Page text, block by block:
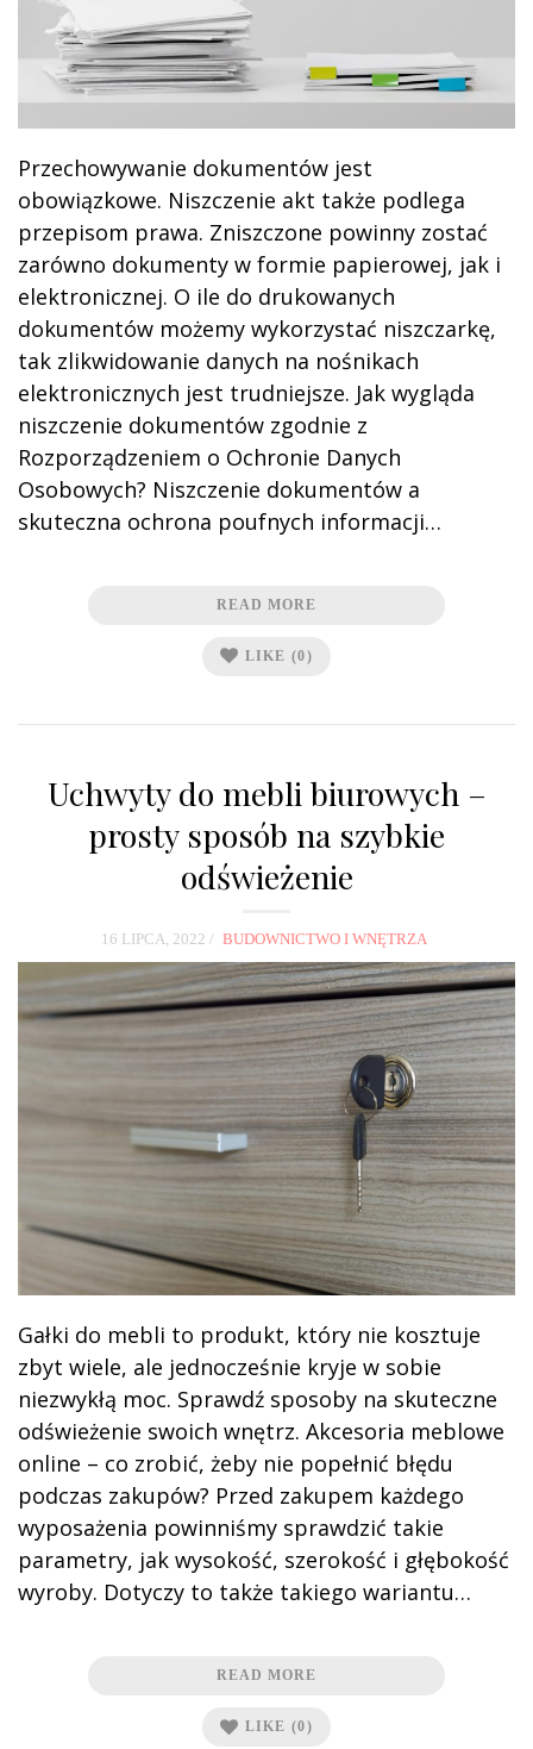
Przechowywanie dokumentów jest
obowiązkowe. Niszczenie akt także podlega
przepisom prawa. Zniszczone powinny zostać
zarówno dokumenty w formie papierowej, jak i
elektronicznej. O ile do drukowanych
dokumentów możemy wykorzystać niszczarkę,
tak zlikwidowanie danych na nośnikach
elektronicznych jest trudniejsze. Jak wygląda
niszczenie dokumentów zgodnie z
Rozporządzeniem o Ochronie Danych
Osobowych? Niszczenie dokumentów a
skuteczna ochrona poufnych informacji…
READ MORE
LIKE (0)
Uchwyty do mebli biurowych –
prosty sposób na szybkie
odświeżenie
16 LIPCA, 2022 BUDOWNICTWO I WNĘTRZA
Gałki do mebli to produkt, który nie kosztuje
zbyt wiele, ale jednocześnie kryje w sobie
niezwykłą moc. Sprawdź sposoby na skuteczne
odświeżenie swoich wnętrz. Akcesoria meblowe
online – co zrobić, żeby nie popełnić błędu
podczas zakupów? Przed zakupem każdego
wyposażenia powinniśmy sprawdzić takie
parametry, jak wysokość, szerokość i głębokość
wyroby. Dotyczy to także takiego wariantu…
READ MORE
LIKE (0)